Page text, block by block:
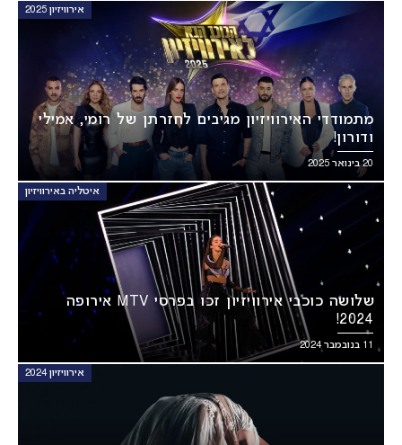
אירוויזיון 2025
מתמודדי האירוויזיון מגיבים לחזרתן של רומי, אמילי
ודורון!
20 בינואר 2025
איטליה באירוויזיון
שלושה כוכבי אירוויזיון זכו בפרסי MTV אירופה
2024!
11 בנובמבר 2024
אירוויזיון 2024